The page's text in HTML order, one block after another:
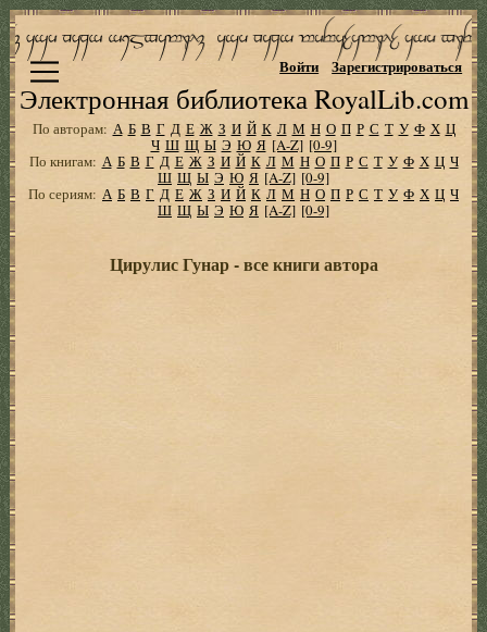
Электронная библиотека RoyalLib.com
Войти Зарегистрироваться
По авторам: А Б В Г Д Е Ж З И Й К Л М Н О П Р С Т У Ф Х Ц
Ч Ш Щ Ы Э Ю Я [A-Z] [0-9]
По книгам: А Б В Г Д Е Ж З И Й К Л М Н О П Р С Т У Ф Х Ц Ч
Ш Щ Ы Э Ю Я [A-Z] [0-9]
По сериям: А Б В Г Д Е Ж З И Й К Л М Н О П Р С Т У Ф Х Ц Ч
Ш Щ Ы Э Ю Я [A-Z] [0-9]
Цирулис Гунар - все книги автора